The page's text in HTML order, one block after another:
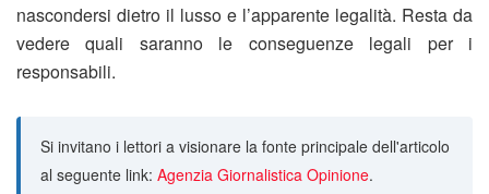
nascondersi dietro il lusso e l’apparente legalità. Resta da
vedere quali saranno le conseguenze legali per i
responsabili.
Si invitano i lettori a visionare la fonte principale dell'articolo
al seguente link: Agenzia Giornalistica Opinione.